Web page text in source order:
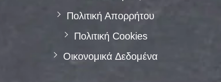
Πολιτική Απορρήτου
Πολιτική Cookies
Οικονομικά Δεδομένα